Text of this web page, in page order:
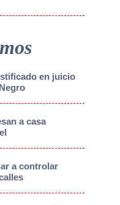
en juicio
a casa
a controlar